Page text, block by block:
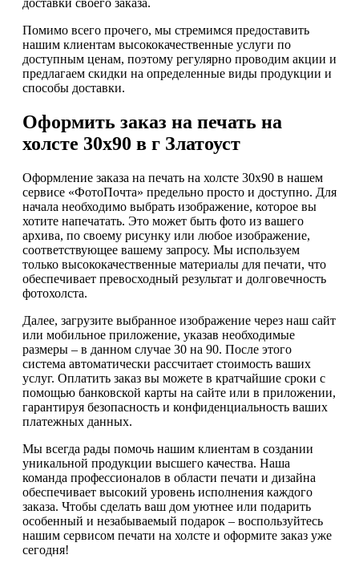
доставки своего заказа.
Помимо всего прочего, мы стремимся предоставить
нашим клиентам высококачественные услуги по
доступным ценам, поэтому регулярно проводим акции и
предлагаем скидки на определенные виды продукции и
способы доставки.
Оформить заказ на печать на
холсте 30х90 в г Златоуст
Оформление заказа на печать на холсте 30х90 в нашем
сервисе «ФотоПочта» предельно просто и доступно. Для
начала необходимо выбрать изображение, которое вы
хотите напечатать. Это может быть фото из вашего
архива, по своему рисунку или любое изображение,
соответствующее вашему запросу. Мы используем
только высококачественные материалы для печати, что
обеспечивает превосходный результат и долговечность
фотохолста.
Далее, загрузите выбранное изображение через наш сайт
или мобильное приложение, указав необходимые
размеры – в данном случае 30 на 90. После этого
система автоматически рассчитает стоимость ваших
услуг. Оплатить заказ вы можете в кратчайшие сроки с
помощью банковской карты на сайте или в приложении,
гарантируя безопасность и конфиденциальность ваших
платежных данных.
Мы всегда рады помочь нашим клиентам в создании
уникальной продукции высшего качества. Наша
команда профессионалов в области печати и дизайна
обеспечивает высокий уровень исполнения каждого
заказа. Чтобы сделать ваш дом уютнее или подарить
особенный и незабываемый подарок – воспользуйтесь
нашим сервисом печати на холсте и оформите заказ уже
сегодня!